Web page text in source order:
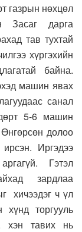
газрын нөхцөл
Засаг дарга
тав тухтай
хүргэхийн
байна.
машин явах
санал
5-6 машин
долоо
Иргэдээ
Гэтэл
зардлаа
хичээдэг ч үл
хүнд торгууль
хэн тавих нь